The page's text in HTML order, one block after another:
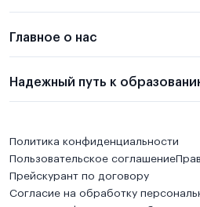
Главное о нас
Надежный путь к
Политика конфиденциальности
Пользовательское соглашение
Прейскурант по договору
Согласие на обработку